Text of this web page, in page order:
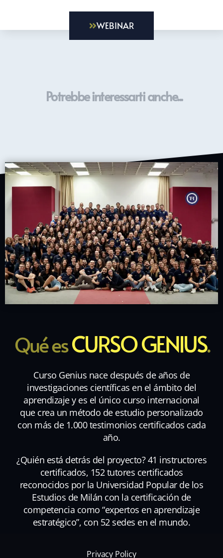
WEBINAR
Potrebbe interessarti anche...
Qué esCURSO GENIUS.
Curso Genius nace después de años de
investigaciones científicas en el ámbito del
aprendizaje y es el único curso internacional
que crea un método de estudio personalizado
con más de 1.000 testimonios certificados cada
año.
¿Quién está detrás del proyecto? 41 instructores
certificados, 152 tutores certificados
reconocidos por la Universidad Popular de los
Estudios de Milán con la certificación de
competencia como “expertos en aprendizaje
estratégico”, con 52 sedes en el mundo.
Privacy Policy